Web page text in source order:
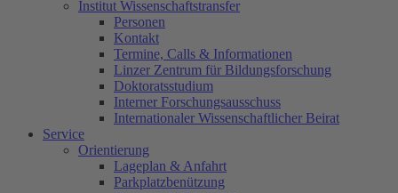
Institut Wissenschaftstransfer
Personen
Kontakt
Termine, Calls & Informationen
Linzer Zentrum für Bildungsforschung
Doktoratsstudium
Interner Forschungsausschuss
Internationaler Wissenschaftlicher Beirat
Service
Orientierung
Lageplan & Anfahrt
Parkplatzbenützung